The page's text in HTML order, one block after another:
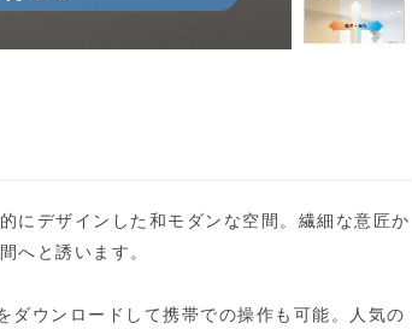
にデザインした和モダンな空間。繊細な意匠か
へと誘います。
ウンロードして携帯での操作も可能。人気の